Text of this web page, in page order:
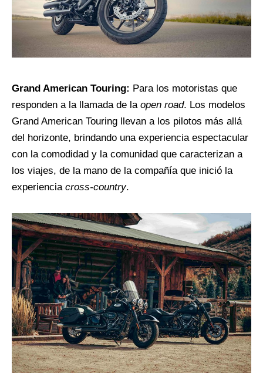
Grand American Touring: Para los motoristas que
responden a la llamada de la open road. Los modelos
Grand American Touring llevan a los pilotos más allá
del horizonte, brindando una experiencia espectacular
con la comodidad y la comunidad que caracterizan a
los viajes, de la mano de la compañía que inició la
experiencia cross-country.